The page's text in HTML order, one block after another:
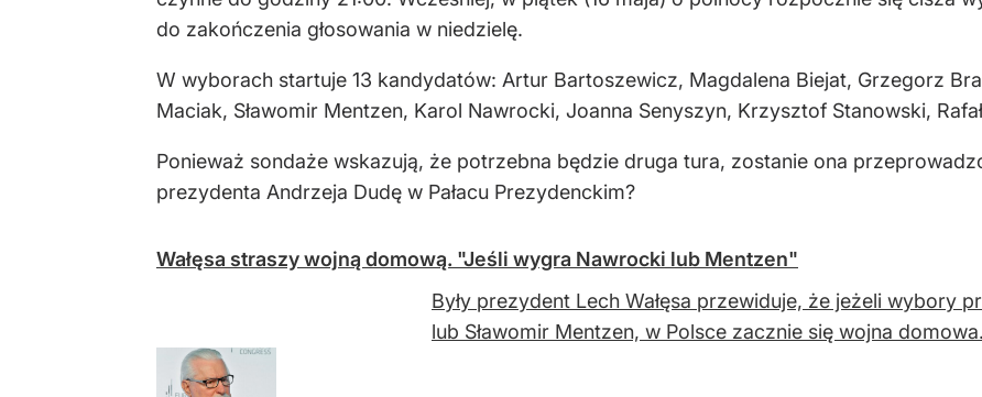
do zakończenia głosowania w niedzielę.
W wyborach startuje 13 kandydatów: Artur Bartoszewicz, Magdalena Biejat, Grzegorz
Maciak, Sławomir Mentzen, Karol Nawrocki, Joanna Senyszyn, Krzysztof Stanowski,
Ponieważ sondaże wskazują, że potrzebna będzie druga tura, zostanie ona
prezydenta Andrzeja Dudę w Pałacu Prezydenckim?
Wałęsa straszy wojną domową. "Jeśli wygra Nawrocki lub Mentzen"
Były prezydent Lech Wałęsa przewiduje, że jeżeli wybory
lub Sławomir Mentzen, w Polsce zacznie się wojna domowa.